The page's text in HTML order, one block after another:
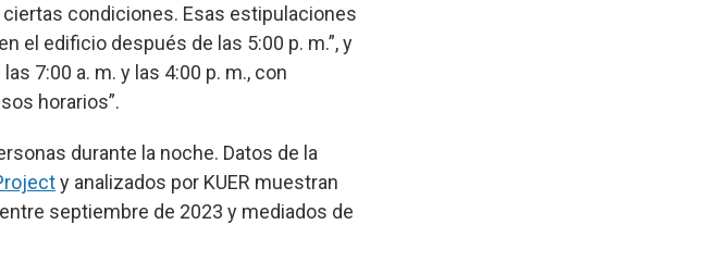
condiciones. Esas estipulaciones
el edificio después de las 5:00 p. m.”, y
7:00 a. m. y las 4:00 p. m., con
horarios”.
durante la noche. Datos de la
y analizados por KUER muestran
septiembre de 2023 y mediados de